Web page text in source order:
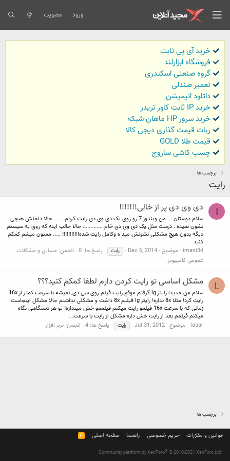
ورود عضویت
خرید آی پی ثابت
فروشگاه ابزارلند
گروه صنعتی اسکندری
تعمیر صندلی
داتلود انیمیشن
خرید IP ثابت کاور تریدر
خرید سرور HP ماهان شبکه
ربات قیمت گذاری دیجی کالا
قیمت طلا GOLD
چسب کاشی ساروج
برچسب ها
رایت
I دی وی دی پر از خالی!!!!!!!
سلام دوستان ....من ویندوز 7 رو روی یک دی وی دی رایت کردم ...... حالا داخلش هیچی
نشون نمیده . درست مثل یک دی وی دی خام ............. حالا جالب اینه که روی یه سیستم
دیگه بدون هیچ مشکلی نشونش مید ه وکامل رایت شده!!!!!!!!!!! ..... ممنون میشم کمکم
کنید
imani3d
موضوع Dec 6, 2014 رایت پاسخ ها: 0 انجمن: مسایل و مشکلات
عمومی کامپیوتر
L مشکل اساسی تو رایت کردن دارم لطفا کمکم کنید؟؟؟
سلام من جدیدا رایتر lg گرفتم موقع رایت فیلم روی سی دی, نمیشه با سرعت کمتر از 16x
رایت کرد! مثلا 8x نداره! رایتر lg قبلیم 8x داشت و مشکلی نداشتم حالا مشکل اینجاست:
زمانی که با سرعت 16x فیلمو رایت میکنم فیلممو خش میندازه! تو هر دستگاهی نگاه
میکنم فیلمم بعد ار رایت خش داره مشکل از رایت با سرعت...
lasar
موضوع Jul 31, 2012 رایت پاسخ ها: 4 انجمن: نرم افزار
برچسب ها
قوانین و مقرّرات حریم خصوصی راهنما صفحه اصلی
R
S
Community platform by XenForo® © 2010-2021 XenForo Ltd.